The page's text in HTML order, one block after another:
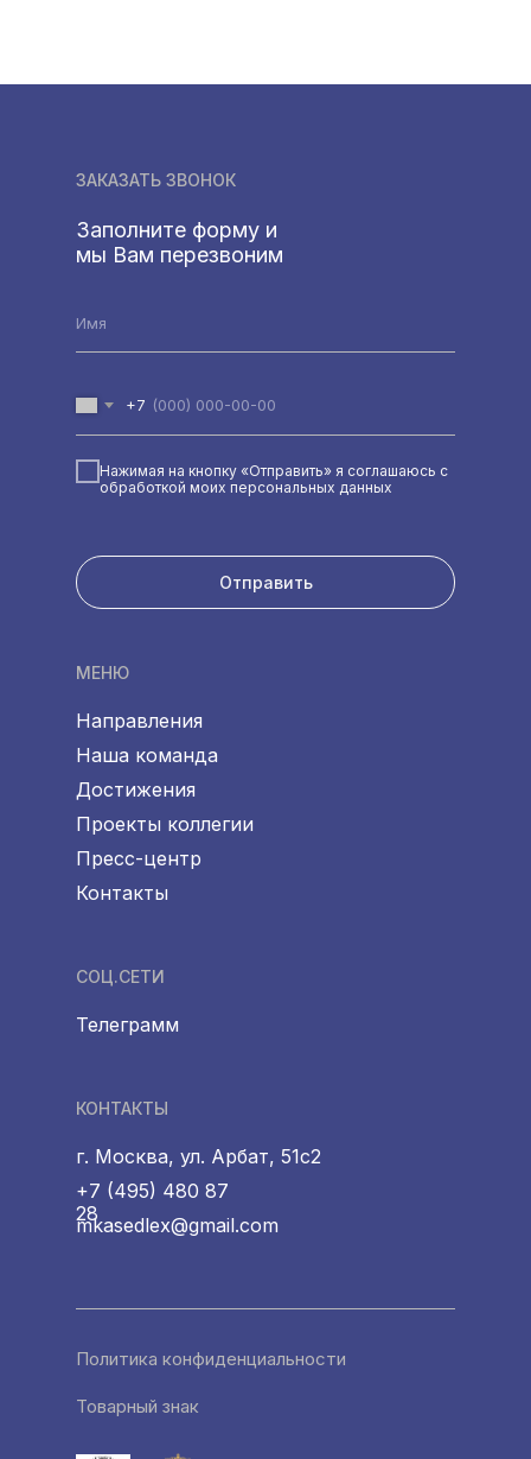
КОНТАКТЫ
ЗАКАЗАТЬ ЗВОНОК
Заполните форму и
мы Вам перезвоним
+7
Нажимая на кнопку «Отправить» я соглашаюсь с
обработкой моих персональных данных
Отправить
г. Москва, ул. Арбат, 51с2
+7 (495) 480 87
28
mkasedlex@gmail.com
Телеграмм
СОЦ.СЕТИ
Наша команда
Направления
МЕНЮ
Достижения
Проекты коллегии
Пресс-центр
Политика конфиденциальности
Товарный знак
Контакты